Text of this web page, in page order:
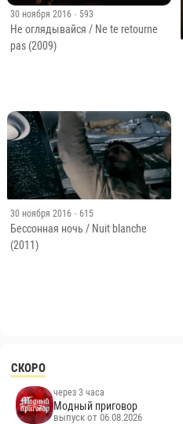
30 ноября 2016 · 593
Не оглядывайся / Ne te retourne
pas (2009)
30 ноября 2016 · 615
Бессонная ночь / Nuit blanche
(2011)
СКОРО
через 3 часа
Модный приговор
выпуск от 06.08.2026